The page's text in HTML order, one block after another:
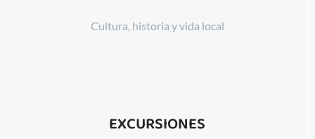
Cultura, historia y vida local
EXCURSIONES